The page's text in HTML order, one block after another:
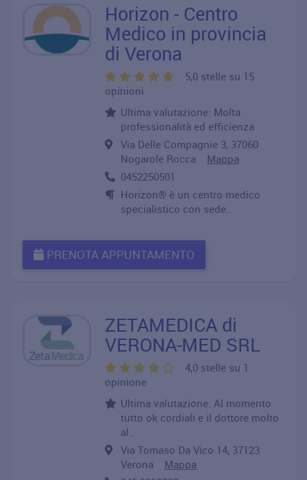
Horizon - Centro
Medico in provincia
di Verona
5,0 stelle su 15
opinioni
Ultima valutazione: Molta
professionalità ed efficienza
Via Delle Compagnie 3, 37060
Nogarole Rocca Mappa
0452250501
Horizon® è un centro medico
specialistico con sede..
PRENOTA APPUNTAMENTO
ZETAMEDICA di
VERONA-MED SRL
4,0 stelle su 1
opinione
Ultima valutazione: Al momento
tutto ok cordiali e il dottore molto
al..
Via Tomaso Da Vico 14, 37123
Verona Mappa